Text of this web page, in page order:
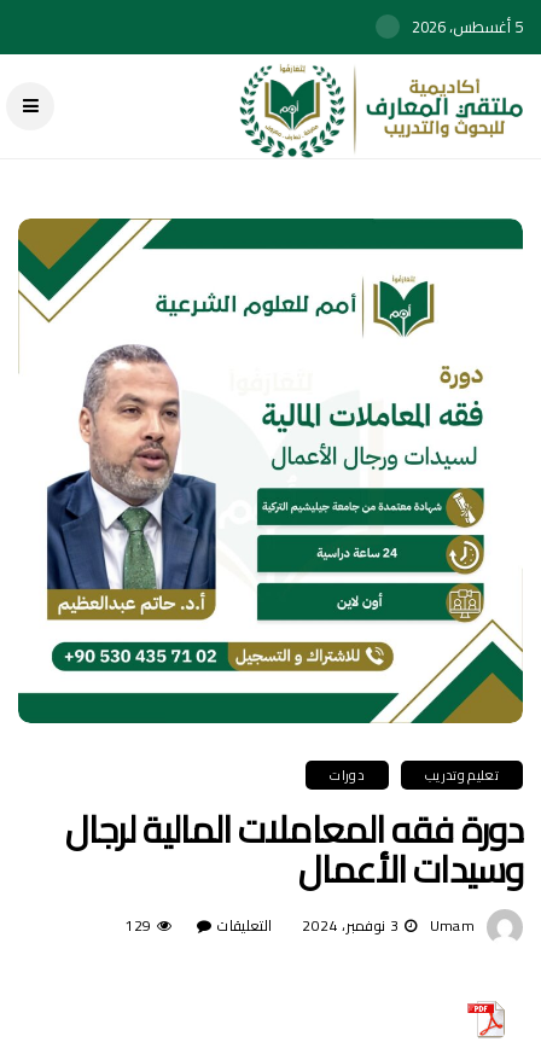
5 أغسطس، 2026
تعليم وتدريب دورات
دورة فقه المعاملات المالية لرجال
وسيدات الأعمال
Umam 3 نوفمبر، 2024 التعليقات على
129